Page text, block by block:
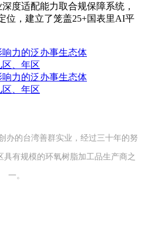
度适配能力取合规保障系统，
位，建立了笼盖25+国表里AI平
力的泛办事生态体
、年区
力的泛办事生态体
、年区
办的台湾善群实业，经过三十年的努
具有规模的环氧树脂加工品生产商之
一。